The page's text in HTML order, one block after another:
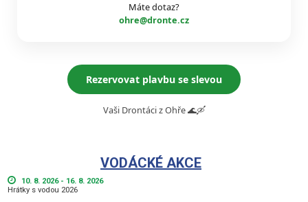
Máte dotaz?
ohre@dronte.cz
Rezervovat plavbu se slevou
Vaši Drontáci z Ohře 🌊🛶
VODÁCKÉ AKCE
10. 8. 2026 - 16. 8. 2026
Hrátky s vodou 2026